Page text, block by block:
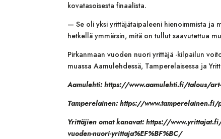
kovatasoisesta finaalista.
— Se oli yksi yrittäjätaipaleeni hienoimmista ja
hetkellä ymmärsin, mitä on tullut saavutettua
Pirkanmaan vuoden nuori yrittäjä -kilpailun
muassa Aamulehdessä, Tamperelaisessa ja
Aamulehti: https://www.aamulehti.fi/talous/
Tamperelainen: https://
Yrittäjien omat kanavat: https://
vuoden-nuori-yrittaja%EF%BF%BC/